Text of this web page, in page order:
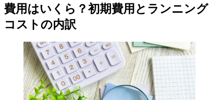
費用はいくら？初期費用とランニング
コストの内訳